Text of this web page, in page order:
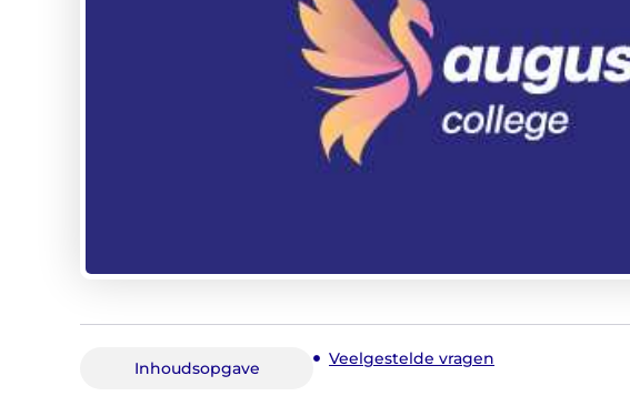
Inhoudsopgave Veelgestelde vragen